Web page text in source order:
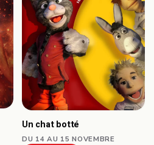
Un chat botté
DU 14 AU 15 NOVEMBRE